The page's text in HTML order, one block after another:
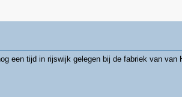
een tijd in rijswijk gelegen bij de fabriek van van